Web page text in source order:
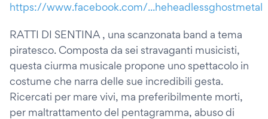
https://www.facebook.com/...heheadlessghostmetal
RATTI DI SENTINA , una scanzonata band a tema
piratesco. Composta da sei stravaganti musicisti,
questa ciurma musicale propone uno spettacolo in
costume che narra delle sue incredibili gesta.
Ricercati per mare vivi, ma preferibilmente morti,
per maltrattamento del pentagramma, abuso di